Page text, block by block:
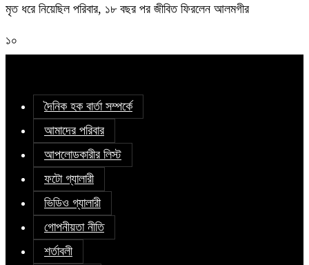
মৃত ধরে নিয়েছিল পরিবার, ১৮ বছর পর জীবিত ফিরলেন আলমগীর
১০
দৈনিক হক বার্তা সম্পর্কে
আমাদের পরিবার
আপলোডকারীর লিস্ট
ফটো গ্যালারী
ভিডিও গ্যালারী
গোপনীয়তা নীতি
শর্তাবলী